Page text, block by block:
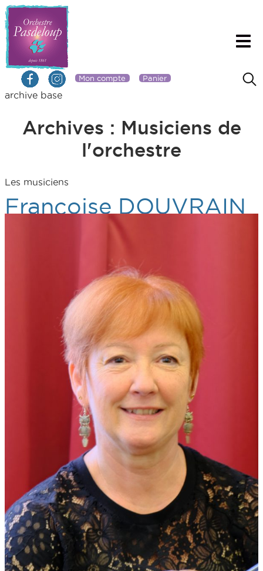
Mon compte Panier
archive base
Archives : Musiciens de
l'orchestre
Les musiciens
Françoise DOUVRAIN